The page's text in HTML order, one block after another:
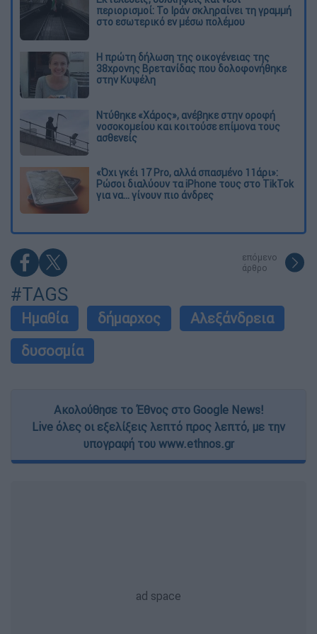
περιορισμοί: Το Ιράν σκληραίνει τη γραμμή
στο εσωτερικό εν μέσω πολέμου
Η πρώτη δήλωση της οικογένειας της
38χρονης Βρετανίδας που δολοφονήθηκε
στην Κυψέλη
Ντύθηκε «Χάρος», ανέβηκε στην οροφή
νοσοκομείου και κοιτούσε επίμονα τους
ασθενείς
«Όχι γκέι 17 Pro, αλλά σπασμένο 11άρι»:
Ρώσοι διαλύουν τα iPhone τους στο TikTok
για να... γίνουν πιο άνδρες
επόμενο
άρθρο
#TAGS
Ημαθία δήμαρχος
Αλεξάνδρεια
δυσοσμία
Ακολούθησε το Έθνος στο Google News!
Live όλες οι εξελίξεις λεπτό προς λεπτό, με την
υπογραφή του www.ethnos.gr